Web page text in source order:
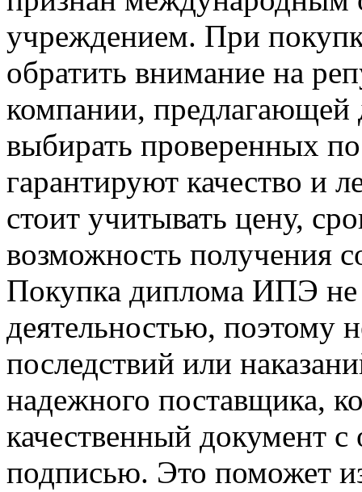
учреждением. При
обратить внимание на
компании,
выбирать проверенных
гарантируют качество и
стоит учитывать цену,
возможность получения
Покупка диплома ИПЭ не
деятельностью, поэтому
последствий или
надежного поставщика,
качественный документ
подписью. Это поможет